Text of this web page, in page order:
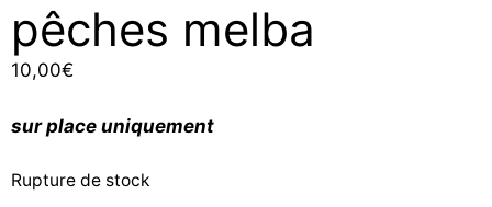
pêches melba
10,00€
sur place uniquement
Rupture de stock